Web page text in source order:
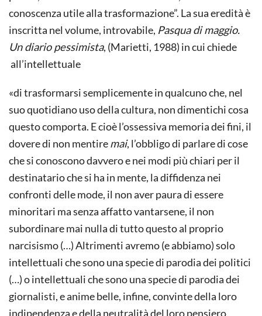
conoscenza utile alla trasformazione”. La sua eredità è
inscritta nel volume, introvabile, Pasqua di maggio.
Un diario pessimista, (Marietti, 1988) in cui chiede
all’intellettuale
«di trasformarsi semplicemente in qualcuno che, nel
suo quotidiano uso della cultura, non dimentichi cosa
questo comporta. E cioè l’ossessiva memoria dei fini, il
dovere di non mentiremai, l’obbligo di parlare di cose
che si conoscono davvero e nei modi più chiari per il
destinatario che si ha in mente, la diffidenza nei
confronti delle mode, il non aver paura di essere
minoritari ma senza affatto vantarsene, il non
subordinare mai nulla di tutto questo al proprio
narcisismo (…) Altrimenti avremo (e abbiamo) solo
intellettuali che sono una specie di parodia dei politici
(…) o intellettuali che sono una specie di parodia dei
giornalisti, e anime belle, infine, convinte della loro
indipendenza e della neutralità del loro pensiero